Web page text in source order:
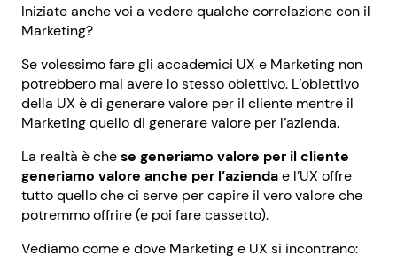
Iniziate anche voi a vedere qualche correlazione con il
Marketing?
Se volessimo fare gli accademici UX e Marketing non
potrebbero mai avere lo stesso obiettivo. L’obiettivo
della UX è di generare valore per il cliente mentre il
Marketing quello di generare valore per l’azienda.
La realtà è chese generiamo valore per il cliente
generiamo valore anche per l’aziendae l’UX offre
tutto quello che ci serve per capire il vero valore che
potremmo offrire (e poi fare cassetto).
Vediamo come e dove Marketing e UX si incontrano: